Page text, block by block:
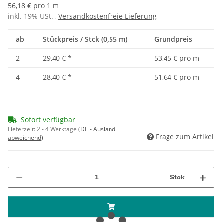
56,18 € pro 1 m
inkl. 19% USt. , Versandkostenfreie Lieferung
ab Stückpreis / Stck (0,55 m) Grundpreis
2 29,40 € *
53,45 € pro m
4
28,40 € * 51,64 € pro m
Sofort verfügbar
Lieferzeit:2 - 4 Werktage (DE - Ausland
abweichend)
Frage zum Artikel
Stck